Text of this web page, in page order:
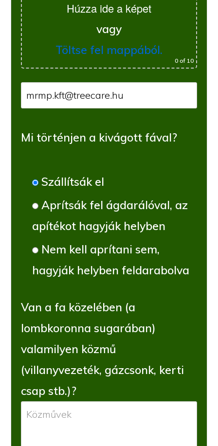
Húzza ide a képet
vagy
Töltse fel mappából.
0of 10
Mi történjen a kivágott fával?
Szállítsák el
Aprítsák fel ágdarálóval, az
apítékot hagyják helyben
Nem kell aprítani sem,
hagyják helyben feldarabolva
Van a fa közelében (a
lombkoronna sugarában)
valamilyen közmű
(villanyvezeték, gázcsonk, kerti
csap stb.)?